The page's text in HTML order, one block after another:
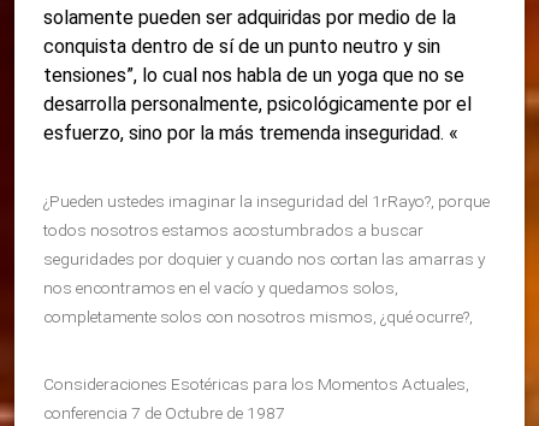
solamente pueden ser adquiridas por medio de la
conquista dentro de sí de un punto neutro y sin
tensiones”, lo cual nos habla de un yoga que no se
desarrolla personalmente, psicológicamente por el
esfuerzo, sino por la más tremenda inseguridad. «
¿Pueden ustedes imaginar la inseguridad del 1rRayo?, porque
todos nosotros estamos acostumbrados a buscar
seguridades por doquier y cuando nos cortan las amarras y
nos encontramos en el vacío y quedamos solos,
completamente solos con nosotros mismos, ¿qué ocurre?,
Consideraciones Esotéricas para los Momentos Actuales,
conferencia 7 de Octubre de 1987